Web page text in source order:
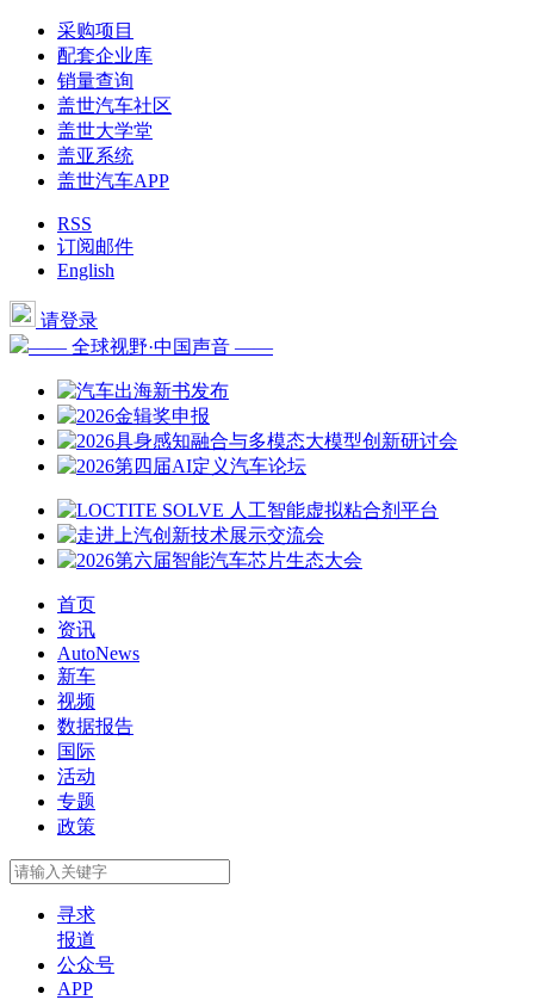
采购项目
配套企业库
销量查询
盖世汽车社区
盖世大学堂
盖亚系统
盖世汽车APP
RSS
订阅邮件
English
请登录
—— 全球视野·中国声音 ——
首页
资讯
AutoNews
新车
视频
数据报告
国际
活动
专题
政策
寻求
报道
公众号
APP